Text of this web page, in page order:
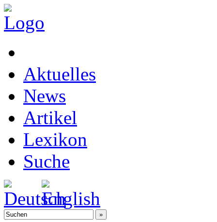
Aktuelles
News
Artikel
Lexikon
Suche